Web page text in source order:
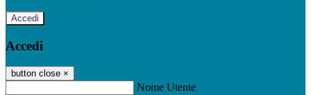
Accedi
Accedi
button close ×
Nome Utente